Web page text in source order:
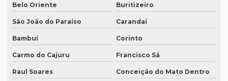
Intérprete de coreano em são paulo
Intérprete de espanhol em brasília
Intérprete de espanhol em curitiba
Belo Oriente Buritizeiro
São João do Paraíso Carandaí
Bambuí Corinto
Carmo do Cajuru Francisco Sá
Raul Soares Conceição do Mato Dentro